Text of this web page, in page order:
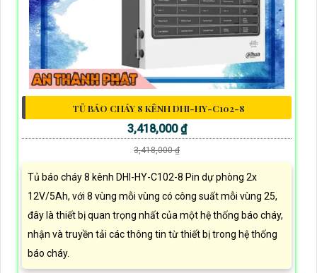
TỦ BÁO CHÁY 8 KÊNH DHI-HY-C102-8
3,418,000 ₫
3,418,000 ₫
Tủ báo cháy 8 kênh DHI-HY-C102-8 Pin dự phòng 2x
12V/5Ah, với 8 vùng mỗi vùng có công suất mỗi vùng 25,
đây là thiết bị quan trọng nhất của một hệ thống báo cháy,
nhận và truyền tải các thông tin từ thiết bị trong hệ thống
báo cháy.